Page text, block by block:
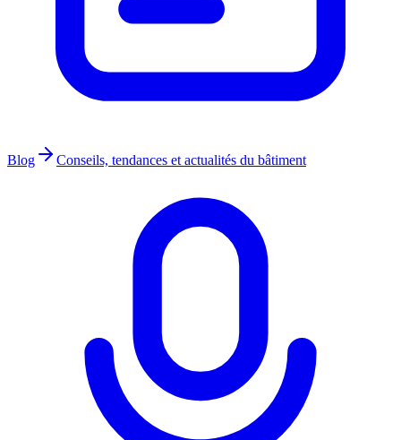
Blog Conseils, tendances et actualités du bâtiment